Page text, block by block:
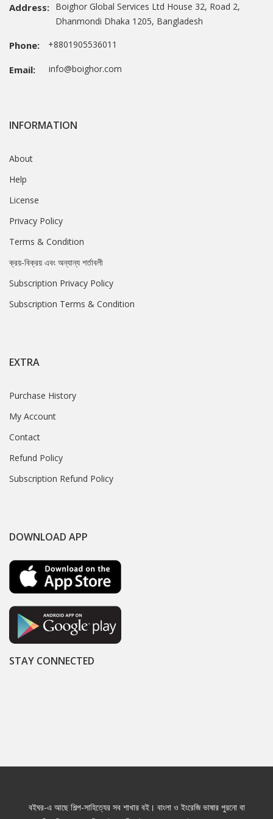
Address: Boighor Global Services Ltd House 32, Road 2,
Dhanmondi Dhaka 1205, Bangladesh
Phone: +8801905536011
Email: info@boighor.com
INFORMATION
About
Help
License
Privacy Policy
Terms & Condition
ক্রয়-বিক্রয় এবং অন্যান্য শর্তাবলী
Subscription Privacy Policy
Subscription Terms & Condition
EXTRA
Purchase History
My Account
Contact
Refund Policy
Subscription Refund Policy
DOWNLOAD APP
STAY CONNECTED
বইঘর-এ আছে শিল্প-সাহিত্যের সব শাখার বই। বাংলা ও ইংরেজি ভাষার পুরনো বা